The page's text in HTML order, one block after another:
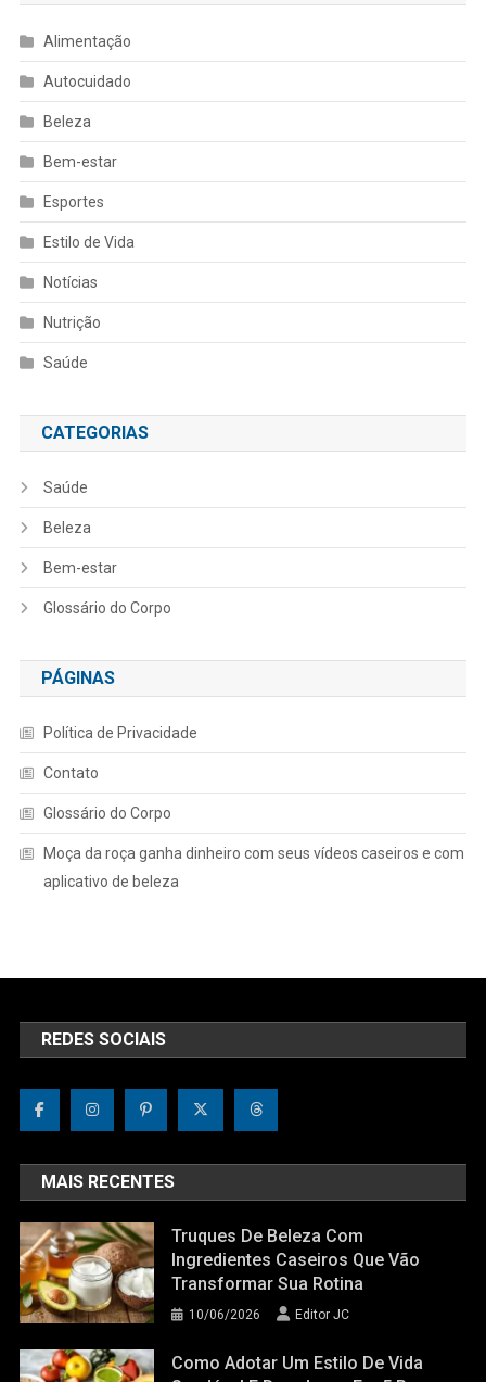
Alimentação
Autocuidado
Beleza
Bem-estar
Esportes
Estilo de Vida
Notícias
Nutrição
Saúde
CATEGORIAS
Saúde
Beleza
Bem-estar
Glossário do Corpo
PÁGINAS
Política de Privacidade
Contato
Glossário do Corpo
Moça da roça ganha dinheiro com seus vídeos caseiros e com
aplicativo de beleza
REDES SOCIAIS
MAIS RECENTES
Truques De Beleza Com
Ingredientes Caseiros Que Vão
Transformar Sua Rotina
10/06/2026 Editor JC
Como Adotar Um Estilo De Vida